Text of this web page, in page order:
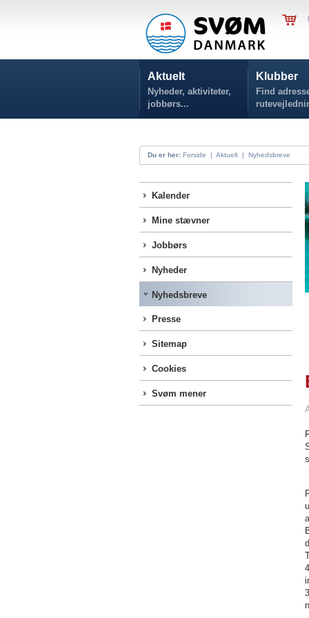
Aktuelt
Nyheder, aktiviteter,
jobbørs...
Klubber
Find
Du er her: Forside | Aktuelt | Nyhedsbreve
Kalender
Mine stævner
Jobbørs
Nyheder
Nyhedsbreve
Presse
Sitemap
Cookies
Svøm mener